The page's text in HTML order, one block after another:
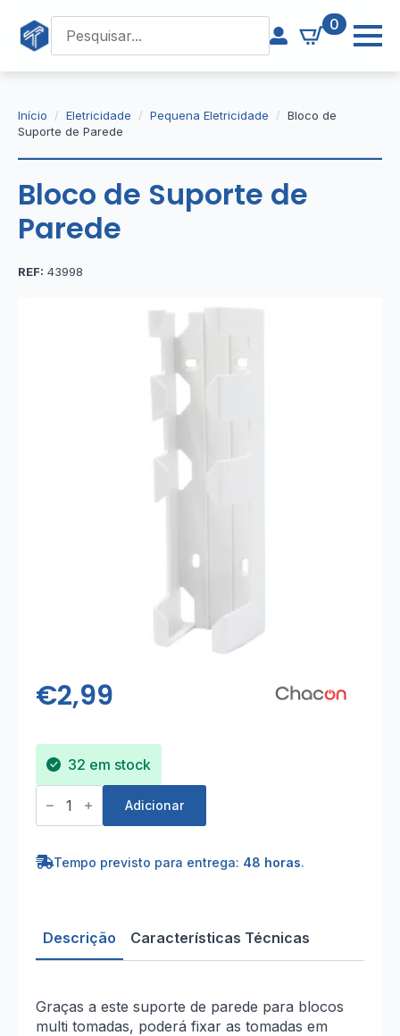
0
Início Eletricidade Pequena Eletricidade
Bloco de
Suporte de Parede
Bloco de Suporte de
Parede
REF: 43998
€2,99
32 em stock
Quantidade
de
Bloco
de
Adicionar
Tempo previsto para entrega: 48 horas.
Descrição Características Técnicas
Graças a este suporte de parede para blocos
multi tomadas, poderá fixar as tomadas em